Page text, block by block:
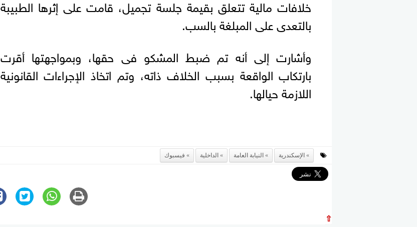
خلافات مالية تتعلق بقيمة جلسة تجميل، قامت على إثرها الطبيبة
بالتعدى على المبلغة بالسب.
وأشارت إلى أنه تم ضبط المشكو فى حقها، وبمواجهتها أقرت
بارتكاب الواقعة بسبب الخلاف ذاته، وتم اتخاذ الإجراءات القانونية
اللازمة حيالها.
الإسكندرية النيابة العامة الداخلية فيسبوك
⇧